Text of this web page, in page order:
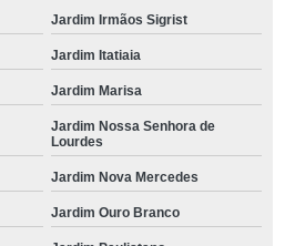
Jardim Irmãos Sigrist
Jardim Itatiaia
Jardim Marisa
Jardim Nossa Senhora de
Lourdes
Jardim Nova Mercedes
Jardim Ouro Branco